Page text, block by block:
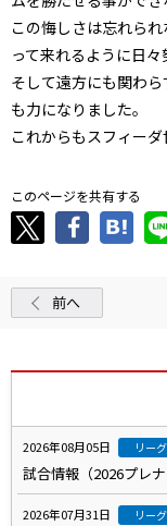
この悔しさは忘れら
って来れるように日々
そして遠方にも関わ
も力になりました。
これからもスフィー
このページを共有する
前へ
2026年08月05日 リーグ
試合情報（2026プレ
2026年07月31日 リーグ